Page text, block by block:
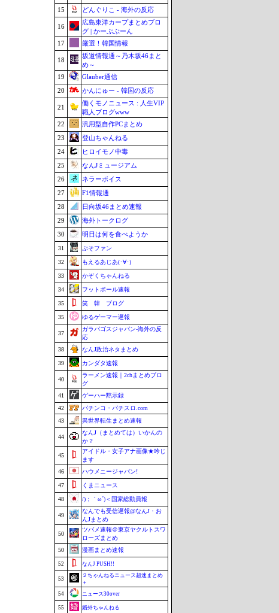
15
どんぐりこ - 海外の反応
16
広島東洋カープまとめブロ
グ | かーぷぶーん
17
厳選！韓国情報
18
坂道情報通～乃木坂46まと
め～
19
Glauber通信
20
かんにゅー - 韓国の反応
21
働くモノニュース : 人生VIP
職人ブログwww
22
汎用型自作PCまとめ
23
登山ちゃんねる
24
ヒロイモノ中毒
25
なんJミュージアム
26
ネラーボイス
27
F1情報通
28
日向坂46まとめ速報
29
海外トークログ
30
明日は何を食べようか
31 ぷそファン
32 もえるあじあ(･∀･)
33 かぞくちゃんねる
34 フットボール速報
35 笑 韓 ブログ
35 ゆるゲーマー遅報
37
ガラパゴスジャパン-海外の反
応
38
なんJ政治ネタまとめ
39 カンダタ速報
40
ラーメン速報｜2chまとめブロ
グ
41
ゲーハー黙示録
42
パチンコ・パチスロ.com
43
異世界転生まとめ速報
44
なんJ（まとめては）いかんの
か？
45
アイドル・女子アナ画像★吟じ
ます
46
ハウメニージャパン!
47 くまニュース
48 /)；｀ω´)＜国家総動員報
49
なんでも受信遅報@なんJ・お
んJまとめ
50
ツバメ速報＠東京ヤクルトスワ
ローズまとめ
50
漫画まとめ速報
52 なんJ PUSH!!
53
２ちゃんねるニュース超速まとめ
＋
54
ニュース30over
55 婚外ちゃんねる